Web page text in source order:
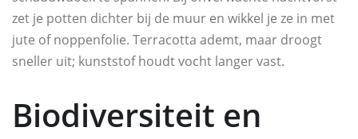
zet je potten dichter bij de muur en wikkel je ze in met
jute of noppenfolie. Terracotta ademt, maar droogt
sneller uit; kunststof houdt vocht langer vast.
Biodiversiteit en